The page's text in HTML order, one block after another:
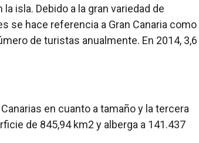
isla. Debido a la gran variedad de
se hace referencia a Gran Canaria como
de turistas anualmente. En 2014, 3,6
en cuanto a tamaño y la tercera
de 845,94 km2 y alberga a 141.437